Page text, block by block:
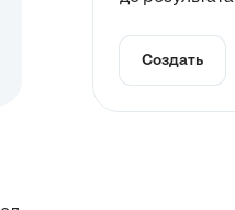
Создать